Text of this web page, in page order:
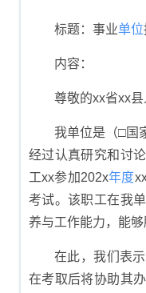
标题：事业单位
内容：
尊敬的xx省xx县
我单位是（□国
经过认真研究和讨
工xx参加202x年度
考试。该职工在我
养与工作能力，能够
在此，我们表
在考取后将协助其